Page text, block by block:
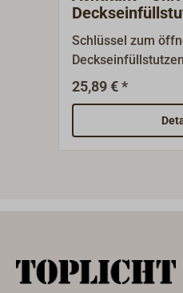
Schlüssel zum
Achtkant 11/16"
25,89 € *